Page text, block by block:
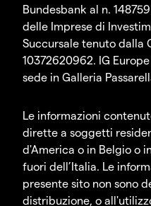
Bundesbank al n.
delle Imprese di
Succursale tenuto dalla
10372620962. IG
sede in Galleria
Le informazioni
dirette a soggetti
d'America o in Belgio o
fuori dell’Italia. Le
presente sito non sono
distribuzione, o